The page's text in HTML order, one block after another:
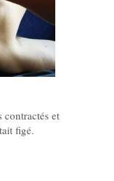
contractés et
figé.